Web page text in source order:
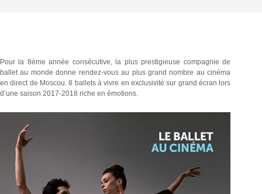
Pour la 8ème année consécutive, la plus prestigieuse compagnie de
ballet au monde donne rendez-vous au plus grand nombre au cinéma
en direct de Moscou. 8 ballets à vivre en exclusivité sur grand écran lors
d’une saison 2017-2018 riche en émotions.